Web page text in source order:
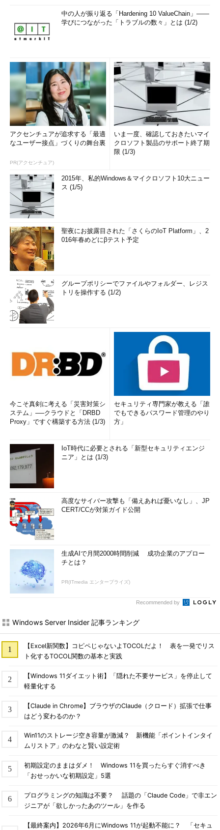
中の人が振り返る「Hardening 10 ValueChain」――
学びにつながった「トラブルの数々」とは (1/2)
アクセンチュアが追求する「最適
なユーザー接点」づくりの舞台裏
PR(アクセンチュア)
いま一度、確認しておきたいマイ
クロソフト製品のサポート終了期
限 (1/3)
2015年、私的Windows＆マイクロソフト10大ニュー
ス (1/5)
聖夜にお披露目された「さくらのIoT Platform」、2
016年春めどにβテスト予定
グループポリシーでファイルやフォルダー、レジス
トリを操作する (1/2)
今こそ真剣に考える「災害対策シ
ステム」──クラウドと「DRBD
Proxy」ですぐ構築する方法 (1/3)
セキュリティ専門家が教える「誰
でもできるパスワード管理のやり
方」
IoT時代に必要とされる「新型セキュリティエンジ
ニア」とは (1/3)
高度なサイバー攻撃も「備えあれば憂いなし」、JP
CERT/CCが対策ガイド公開
生成AIで月間2000時間削減 成功企業のアプロー
チとは？
PR(ITmedia エンタープライズ)
Recommended by
Windows Server Insider 記事ランキング
【Excel新関数】コピペじゃないよTOCOLだよ！ 表を一発でリス
ト化するTOCOL関数の基本と実践
【Windows 11ダイエット術】「隠れた不要サービス」を停止して
軽量化する
【Claude in Chrome】ブラウザのClaude（クロード）拡張で仕事
はどう変わるのか？
Win11のストレージ空き容量が激減？ 新機能「ポイントインタイ
ムリストア」のわなと賢い設定術
初期設定のままはダメ！ Windows 11を買ったらすぐ消すべき
「おせっかいな初期設定」5選
プログラミングの知識は不要？ 話題の「Claude Code」で非エン
ジニアが「欲しかったあのツール」を作る
【最終案内】2026年6月にWindows 11が起動不能に？ 「セキュ